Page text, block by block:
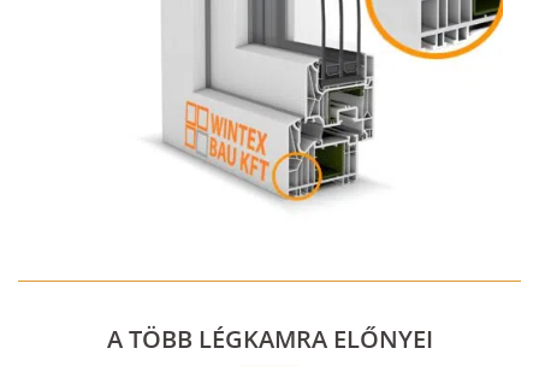
A TÖBB LÉGKAMRA ELŐNYEI